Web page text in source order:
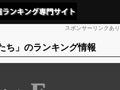
スポンサーリンクあり
ち」のランキング情報